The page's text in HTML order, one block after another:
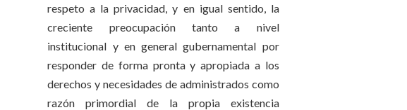
respeto a la privacidad, y en igual sentido, la
creciente preocupación tanto a nivel
institucional y en general gubernamental por
responder de forma pronta y apropiada a los
derechos y necesidades de administrados como
razón primordial de la propia existencia